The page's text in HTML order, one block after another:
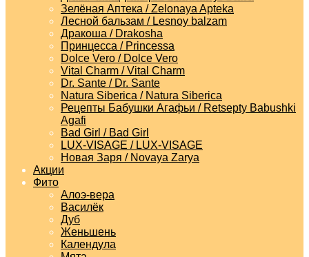
Зелёная Аптека / Zelonaya Apteka
Лесной бальзам / Lesnoy balzam
Дракоша / Drakosha
Принцесса / Princessa
Dolce Vero / Dolce Vero
Vital Charm / Vital Charm
Dr. Sante / Dr. Sante
Natura Siberica / Natura Siberica
Рецепты Бабушки Агафьи / Retsepty Babushki
Agafi
Bad Girl / Bad Girl
LUX-VISAGE / LUX-VISAGE
Новая Заря / Novaya Zarya
Акции
Фито
Алоэ-вера
Василёк
Дуб
Женьшень
Календула